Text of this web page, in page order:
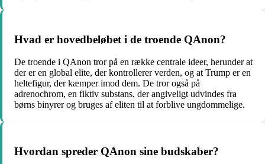
Hvad er hovedbeløbet i de troende QAnon?
De troende i QAnon tror på en række centrale ideer, herunder at
der er en global elite, der kontrollerer verden, og at Trump er en
heltefigur, der kæmper imod dem. De tror også på
adrenochrom, en fiktiv substans, der angiveligt udvindes fra
børns binyrer og bruges af eliten til at forblive ungdommelige.
Hvordan spreder QAnon sine budskaber?